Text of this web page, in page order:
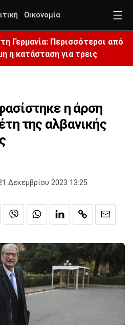
Οικονομία
Γερμανία: Περισσότεροι από
η κατάσταση για τρεις
η άρση
της αλβανικής
Δεκεμβρίου 2023 13:25